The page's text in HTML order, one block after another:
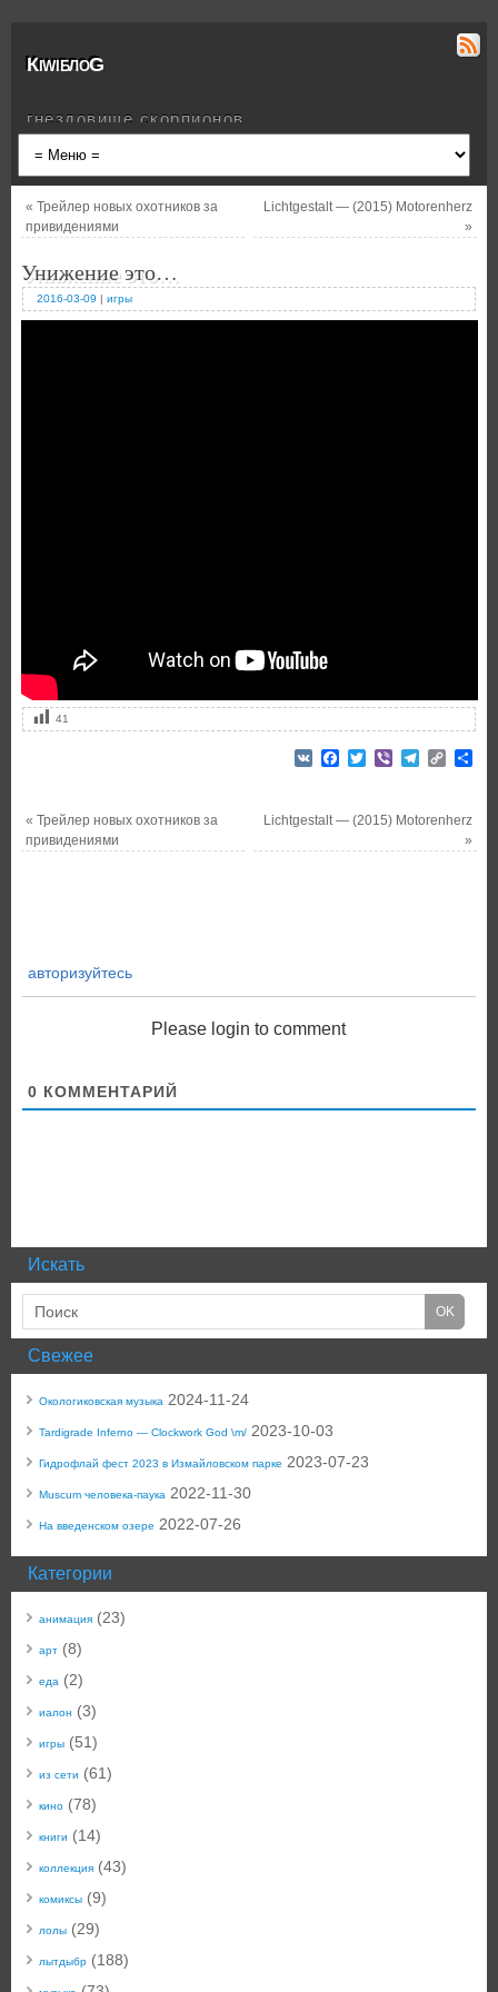
КiwiблоG
гнездовище скорпионов
« Трейлер новых охотников за
привидениями
Lichtgestalt — (2015) Motorenherz
»
Унижение это…
2016-03-09 | игры
41
VK Facebook
TwitterViberTelegram
Copy
« Трейлер новых охотников за
привидениями
Lichtgestalt — (2015) Motorenherz
»
авторизуйтесь
Please login to comment
0 КОММЕНТАРИЙ
Искать
Свежее
Окологиковская музыка 2024-11-24
Tardigrade Inferno — Clockwork God \m/ 2023-10-03
Гидрофлай фест 2023 в Измайловском парке 2023-07-23
Muscum человека-паука 2022-11-30
На введенском озере 2022-07-26
Категории
анимация (23)
арт (8)
еда (2)
иалон (3)
игры (51)
из сети (61)
кино (78)
книги (14)
коллекция (43)
комиксы (9)
лолы (29)
лытдыбр (188)